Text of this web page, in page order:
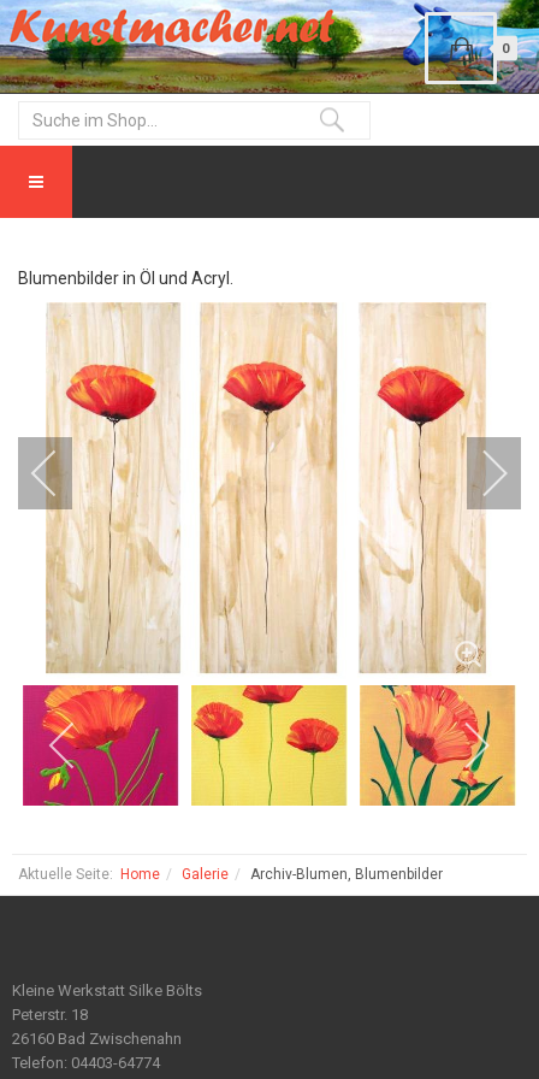
0
Blumenbilder in Öl und Acryl.
Aktuelle Seite: Home Galerie Archiv-Blumen, Blumenbilder
Kleine Werkstatt Silke Bölts
Peterstr. 18
26160 Bad Zwischenahn
Telefon: 04403-64774